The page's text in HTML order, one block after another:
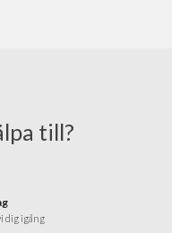
till?
dig igång